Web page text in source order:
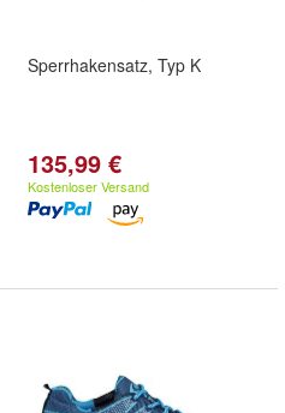
Sperrhakensatz, Typ K
135,99 €
Kostenloser Versand